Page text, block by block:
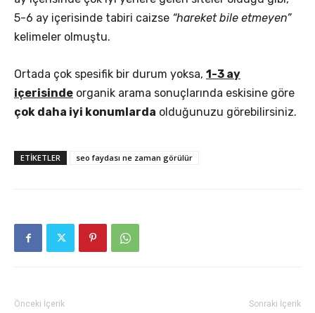
5-6 ay içerisinde tabiri caizse “hareket bile etmeyen”
kelimeler olmuştu.
Ortada çok spesifik bir durum yoksa, 1-3 ay
içerisinde organik arama sonuçlarında eskisine göre
çok daha iyi konumlarda olduğunuzu görebilirsiniz.
ETIKETLER seo faydası ne zaman görülür
Önceki İçerik Sonraki İçerik